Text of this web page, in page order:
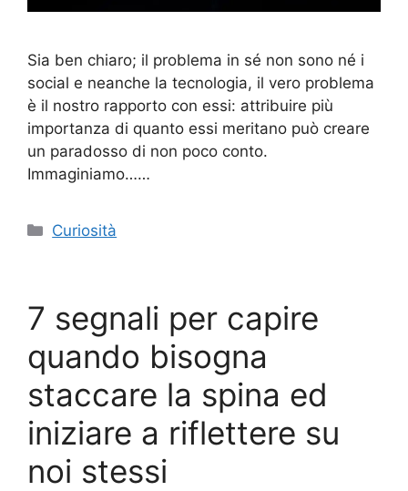
Sia ben chiaro; il problema in sé non sono né i
social e neanche la tecnologia, il vero problema
è il nostro rapporto con essi: attribuire più
importanza di quanto essi meritano può creare
un paradosso di non poco conto.
Immaginiamo……
Categorie
Curiosità
7 segnali per capire
quando bisogna
staccare la spina ed
iniziare a riflettere su
noi stessi